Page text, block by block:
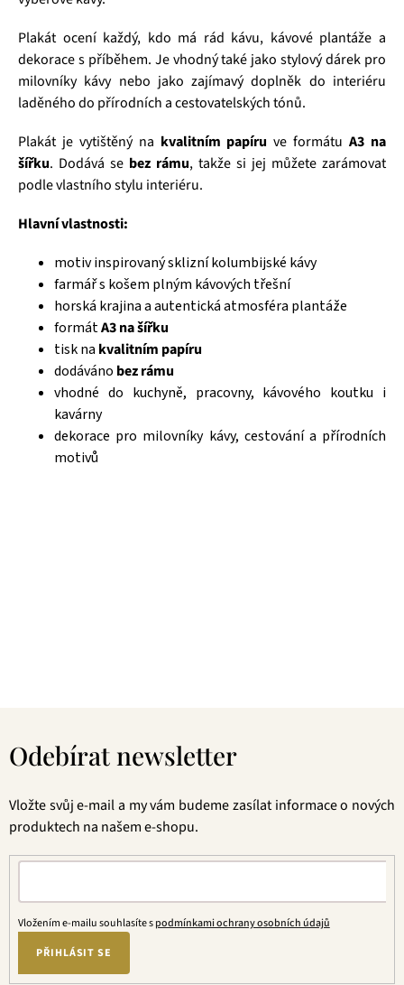
Plakát ocení každý, kdo má rád kávu, kávové plantáže a
dekorace s příběhem. Je vhodný také jako stylový dárek pro
milovníky kávy nebo jako zajímavý doplněk do interiéru
laděného do přírodních a cestovatelských tónů.
Plakát je vytištěný na kvalitním papíru ve formátuA3 na
šířku. Dodává se bez rámu, takže si jej můžete zarámovat
podle vlastního stylu interiéru.
Hlavní vlastnosti:
motiv inspirovaný sklizní kolumbijské kávy
farmář s košem plným kávových třešní
horská krajina a autentická atmosféra plantáže
formátA3 na šířku
tisk na kvalitním papíru
dodáváno bez rámu
vhodné do kuchyně, pracovny, kávového koutku i
kavárny
dekorace pro milovníky kávy, cestování a přírodních
motivů
Odebírat newsletter
Vložte svůj e-mail a my vám budeme zasílat informace o nových
produktech na našem e-shopu.
Vložením e-mailu souhlasíte spodmínkami ochrany osobních údajů
PŘIHLÁSIT SE